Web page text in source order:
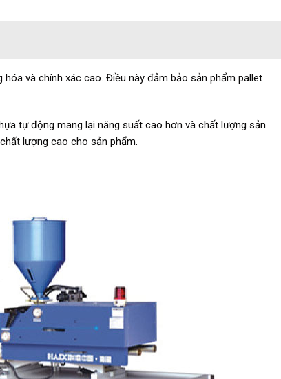
và chính xác cao. Điều này đảm bảo sản phẩm pallet
tự động mang lại năng suất cao hơn và chất lượng sản
lượng cao cho sản phẩm.